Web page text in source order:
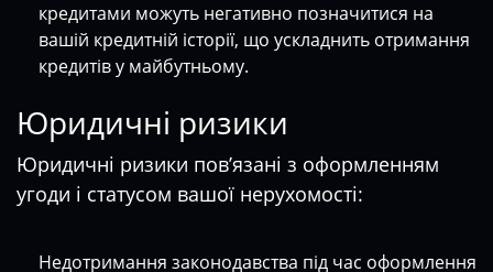
кредитами можуть негативно позначитися на
вашій кредитній історії, що ускладнить отримання
кредитів у майбутньому.
Юридичні ризики
Юридичні ризики пов’язані з оформленням
угоди і статусом вашої нерухомості:
Недотримання законодавства під час оформлення